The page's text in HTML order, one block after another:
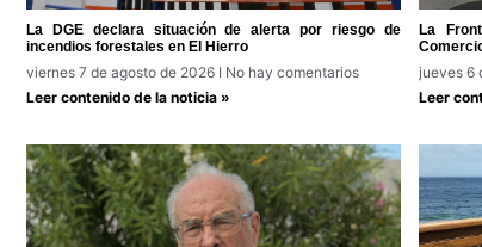
La DGE declara situación de alerta por riesgo de
incendios forestales en El Hierro
viernes 7 de agosto de 2026
No hay comentarios
Leer contenido de la noticia »
La
jueves 6
Leer